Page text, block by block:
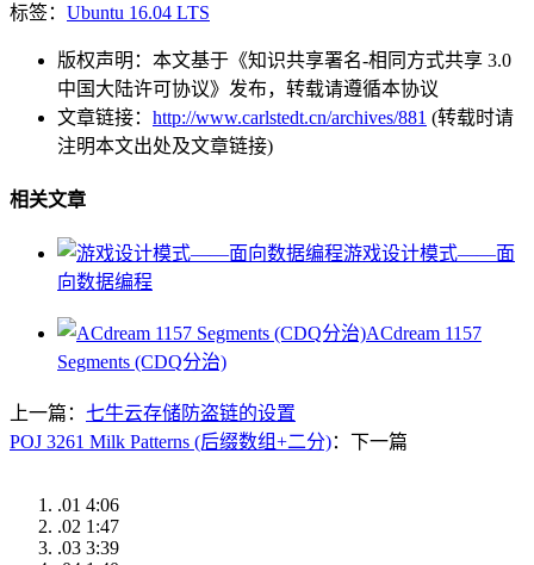
标签： Ubuntu 16.04 LTS
版权声明：本文基于《知识共享署名-相同方式共享 3.0
中国大陆许可协议》发布，转载请遵循本协议
文章链接： http://www.carlstedt.cn/archives/881 (转载时请
注明本文出处及文章链接)
相关文章
游戏设计模式——面
向数据编程
ACdream 1157
Segments (CDQ分治)
上一篇： 七牛云存储防盗链的设置
POJ 3261 Milk Patterns (后缀数组+二分)：下一篇
.01 4:06
.02 1:47
.03 3:39